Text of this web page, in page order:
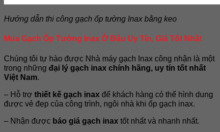
Hướng dẫn thi công gạch ốp tường Inax bằng keo
Mua Gạch Ốp Tường Inax Ở Đâu Uy Tín, Giá Tốt Nhất
Chúng tôi tự hào được Nhà máy gạch Inax công nhận là một
trong những đại lý gạch inax chính hãng, uy tín tốt nhất
Việt Nam.
– Hỗ trợ thiết kế gạch inax để khách hàng có thể hình dung
được vẻ đẹp của công trình, ngôi nhà khi ốp gạch inax.
– Nhận được báo giá gạch inax tốt nhất và nhanh nhất.